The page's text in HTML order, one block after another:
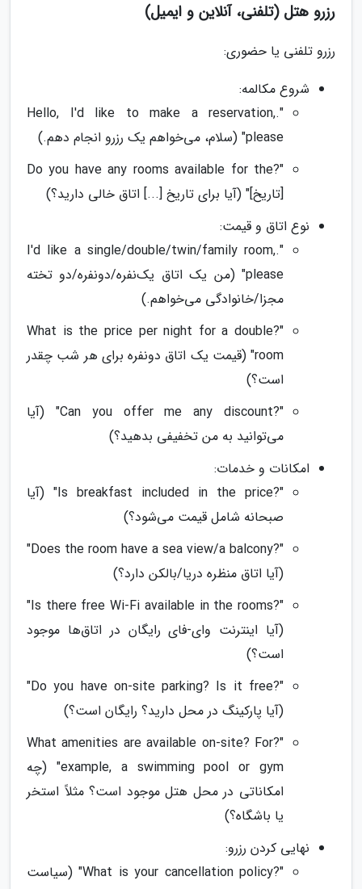
رزرو هتل (تلفنی، آنلاین و ایمیل)
رزرو تلفنی یا حضوری:
شروع مکالمه:
".Hello, I'd like to make a reservation,
please" (سلام، می‌خواهم یک رزرو انجام دهم.)
"?Do you have any rooms available for the
[تاریخ]" (آیا برای تاریخ [...] اتاق خالی دارید؟)
نوع اتاق و قیمت:
".I'd like a single/double/twin/family room,
please" (من یک اتاق یک‌نفره/دونفره/دو تخته
مجزا/خانوادگی می‌خواهم.)
"?What is the price per night for a double
room" (قیمت یک اتاق دونفره برای هر شب چقدر
است؟)
"?Can you offer me any discount" (آیا
می‌توانید به من تخفیفی بدهید؟)
امکانات و خدمات:
"?Is breakfast included in the price" (آیا
صبحانه شامل قیمت می‌شود؟)
"?Does the room have a sea view/a balcony"
(آیا اتاق منظره دریا/بالکن دارد؟)
"?Is there free Wi-Fi available in the rooms"
(آیا اینترنت وای-فای رایگان در اتاق‌ها موجود
است؟)
"?Do you have on-site parking? Is it free"
(آیا پارکینگ در محل دارید؟ رایگان است؟)
"?What amenities are available on-site? For
example, a swimming pool or gym" (چه
امکاناتی در محل هتل موجود است؟ مثلاً استخر
یا باشگاه؟)
نهایی کردن رزرو:
"?What is your cancellation policy" (سیاست